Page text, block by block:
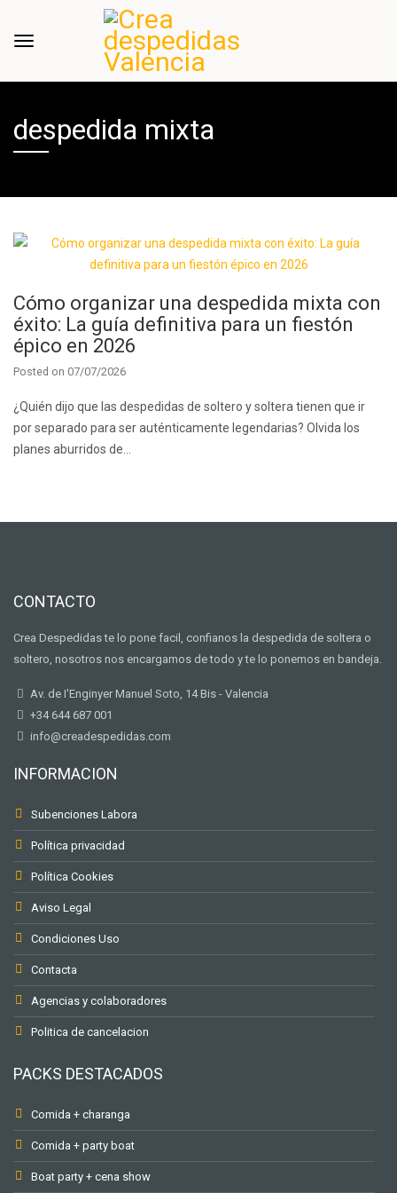
despedida mixta
Cómo organizar una despedida mixta con
éxito: La guía definitiva para un fiestón
épico en 2026
Posted on 07/07/2026
¿Quién dijo que las despedidas de soltero y soltera tienen que ir
por separado para ser auténticamente legendarias? Olvida los
planes aburridos de…
CONTACTO
Crea Despedidas te lo pone facil, confianos la despedida de soltera o
soltero, nosotros nos encargamos de todo y te lo ponemos en bandeja.
Av. de I'Enginyer Manuel Soto, 14 Bis - Valencia
+34 644 687 001
info@creadespedidas.com
INFORMACION
Subenciones Labora
Política privacidad
Política Cookies
Aviso Legal
Condiciones Uso
Contacta
Agencias y colaboradores
Politica de cancelacion
PACKS DESTACADOS
Comida + charanga
Comida + party boat
Boat party + cena show